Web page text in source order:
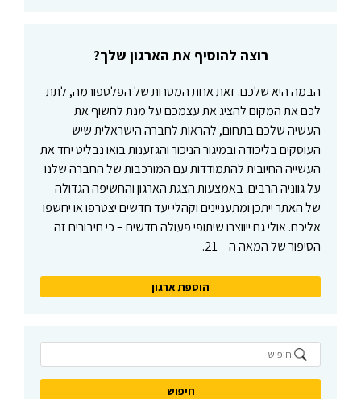
ת
רוצה להוסיף את הארגון שלך?
הבמה היא שלכם. זאת אחת המטרות של הפלטפורמה, לתת
לכם את המקום להציג את עצמכם על מנת לחשוף את
העשיה שלכם בתחום, להראות לחברה הישראלית שיש
העוסקים בליכודה ובמיגור הניכור והגזענות בואו נבליט יחד את
העשייה החיובית להתמודדות עם המורכבות של החברה שלנו
על גווניה הרבים. באמצעות הצגת הארגון והחשיפה הגדולה
של האתר ייתכן ומתעניינים וקהלי יעד חדשים יצטרפו או יחשפו
אליכם. אולי גם ייווצרו שיתופי פעולה חדשים – כי חיבורים זה
הסיפור של המאה ה – 21.
הוספת ארגון